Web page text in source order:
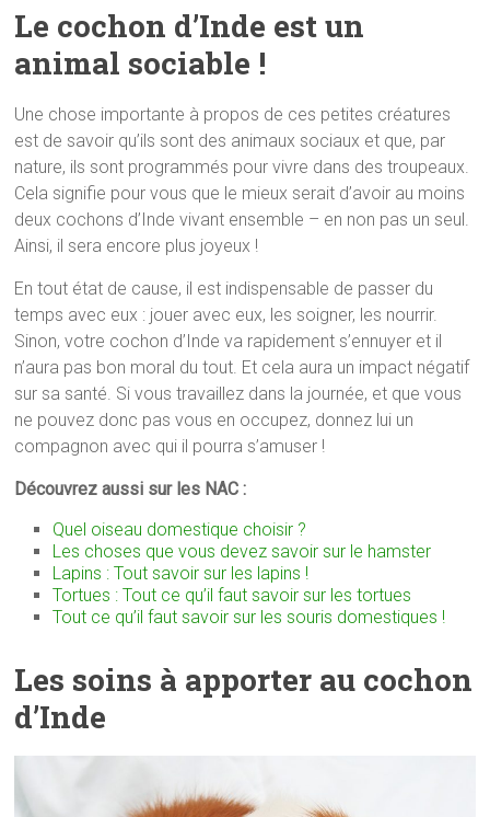
Le cochon d’Inde est un
animal sociable !
Une chose importante à propos de ces petites créatures
est de savoir qu’ils sont des animaux sociaux et que, par
nature, ils sont programmés pour vivre dans des troupeaux.
Cela signifie pour vous que le mieux serait d’avoir au moins
deux cochons d’Inde vivant ensemble – en non pas un seul.
Ainsi, il sera encore plus joyeux !
En tout état de cause, il est indispensable de passer du
temps avec eux : jouer avec eux, les soigner, les nourrir.
Sinon, votre cochon d’Inde va rapidement s’ennuyer et il
n’aura pas bon moral du tout. Et cela aura un impact négatif
sur sa santé. Si vous travaillez dans la journée, et que vous
ne pouvez donc pas vous en occupez, donnez lui un
compagnon avec qui il pourra s’amuser !
Découvrez aussi sur les NAC :
Quel oiseau domestique choisir ?
Les choses que vous devez savoir sur le hamster
Lapins : Tout savoir sur les lapins !
Tortues : Tout ce qu’il faut savoir sur les tortues
Tout ce qu’il faut savoir sur les souris domestiques !
Les soins à apporter au cochon
d’Inde